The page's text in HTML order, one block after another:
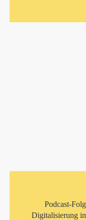
Podcast-
Digitalisierung